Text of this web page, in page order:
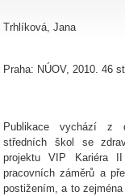
Trhlíková, Jana
Praha: NÚOV, 2010. 46
Publikace vychází z
středních škol se
projektu VIP Kariéra
pracovních záměrů a
postižením, a to